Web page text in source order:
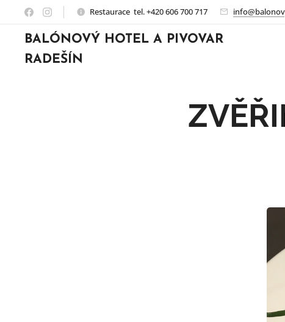
Restaurace tel. +420 606 700 717
BALÓNOVÝ HOTEL A PIVOVAR
RADEŠÍN